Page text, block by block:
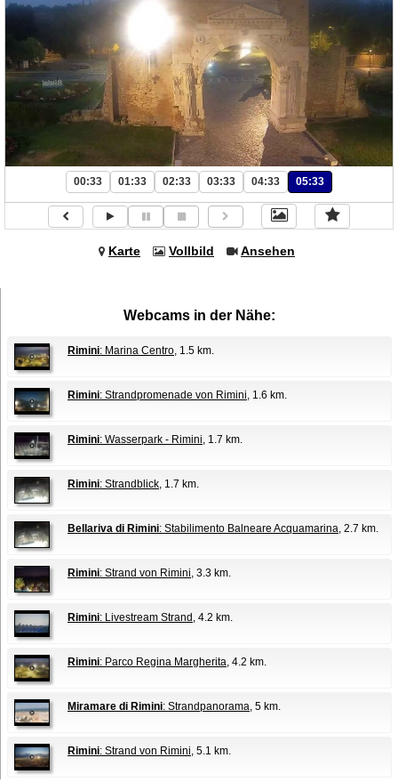
00:33 01:33 02:33 03:33 04:33 05:33
Karte Vollbild Ansehen
Webcams in der Nähe:
Rimini: Marina Centro, 1.5 km.
Rimini: Strandpromenade von Rimini, 1.6 km.
Rimini: Wasserpark - Rimini, 1.7 km.
Rimini: Strandblick, 1.7 km.
Bellariva di Rimini: Stabilimento Balneare Acquamarina, 2.7 km.
Rimini: Strand von Rimini, 3.3 km.
Rimini: Livestream Strand , 4.2 km.
Rimini: Parco Regina Margherita, 4.2 km.
Miramare di Rimini: Strandpanorama, 5 km.
Rimini: Strand von Rimini, 5.1 km.